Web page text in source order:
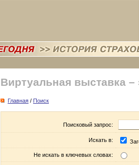
Виртуальная выставка –
Главная / Поиск
Поисковый запрос:
Искать в:
Не искать в ключевых словах: